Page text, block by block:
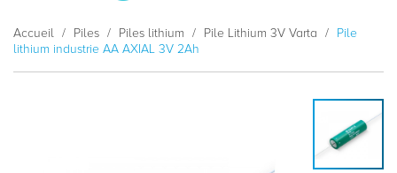
Accueil Piles Piles lithium Pile Lithium 3V Varta
Pile
lithium industrie AA AXIAL 3V 2Ah